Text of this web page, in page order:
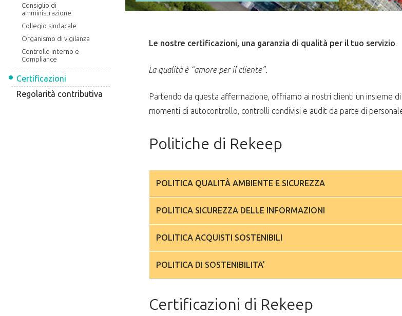
Consiglio di
amministrazione
Collegio sindacale
Organismo di vigilanza
Controllo interno e
Compliance
Certificazioni
Regolarità contributiva
Le nostre certificazioni, una garanzia di qualità per il tuo servizio.
La qualità è “amore per il cliente”.
Partendo da questa affermazione, offriamo ai nostri clienti un insieme
momenti di autocontrollo, controlli condivisi e audit da parte di
Politiche di Rekeep
POLITICA QUALITÀ AMBIENTE E SICUREZZA
POLITICA SICUREZZA DELLE INFORMAZIONI
POLITICA ACQUISTI SOSTENIBILI
POLITICA DI SOSTENIBILITA’
Certificazioni di Rekeep